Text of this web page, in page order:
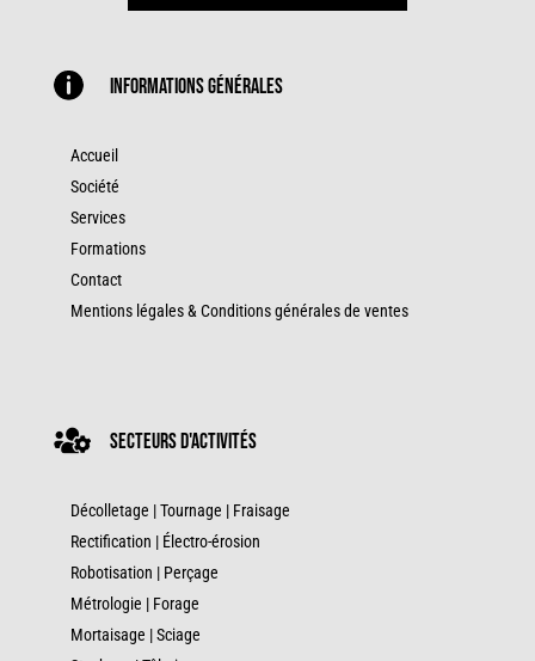
 Informations générales
Accueil
Société
Services
Formations
Contact
Mentions légales & Conditions générales de ventes
 secteurs d'activités
Décolletage |Tournage | Fraisage
Rectification | Électro-érosion
Robotisation | Perçage
Métrologie | Forage
Mortaisage |Sciage